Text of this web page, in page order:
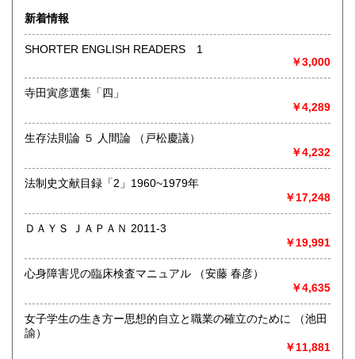
沿線名：-
最寄駅：-
営業時間：-
定休日：-
書籍の買取について
取り扱い分野
語国文、外国文学、古典籍、近代文献、趣味、外国書、サブ
カルチャー、古書一般（その他）
新着情報
SHORTER ENGLISH READERS 1
￥3,000
寺田寅彦選集「四」
￥4,289
生存法則論 ５ 人間論 （戸松慶議）
￥4,232
法制史文献目録「2」1960~1979年
￥17,248
ＤＡＹＳ ＪＡＰＡＮ 2011-3
￥19,991
心身障害児の臨床検査マニュアル （安藤 春彦）
￥4,635
女子学生の生き方ー思想的自立と職業の確立のために （池田
諭）
￥11,881